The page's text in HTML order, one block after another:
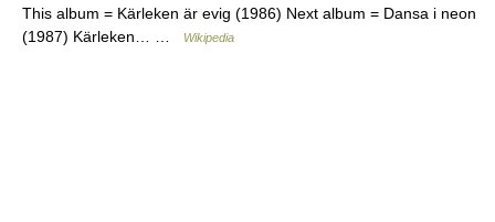
This album = Kärleken är evig (1986) Next album = Dansa i neon
(1987) Kärleken… …
Wikipedia